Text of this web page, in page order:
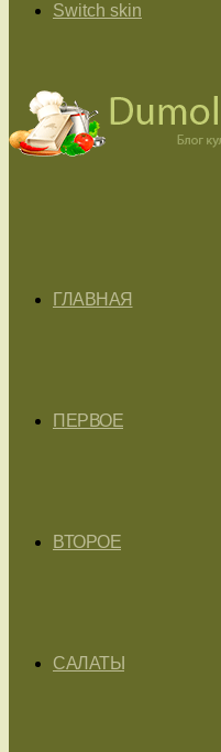
Switch skin
ГЛАВНАЯ
ПЕРВОЕ
ВТОРОЕ
САЛАТЫ